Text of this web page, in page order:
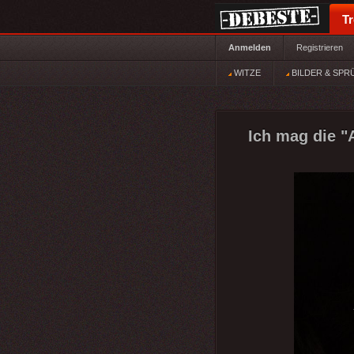
Anmelden Registrieren
WITZE BILDER &
Ich mag die